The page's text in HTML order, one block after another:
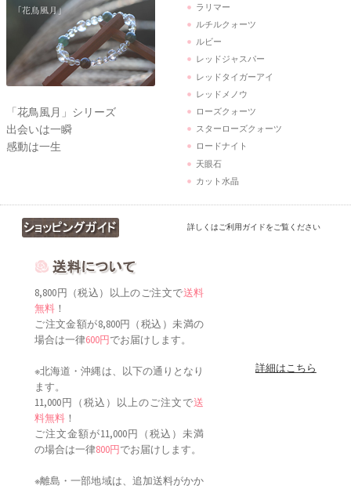
「花鳥風月」シリーズ
出会いは一瞬
感動は一生
ラリマー
ルチルクォーツ
ルビー
レッドジャスパー
レッドタイガーアイ
レッドメノウ
ローズクォーツ
スターローズクォーツ
ロードナイト
天眼石
カット水晶
詳しくはご利用ガイドをご覧ください
8,800円（税込）以上のご注文で送料
無料 ！
ご注文金額が8,800円（税込）未満の
場合は一律600円でお届けします。
※北海道・沖縄は、以下の通りとなり
ます。
11,000円（税込）以上のご注文で送
料無料 ！
ご注文金額が11,000円（税込）未満
の場合は一律800円でお届けします。
※離島・一部地域は、追加送料がかか
詳細はこちら